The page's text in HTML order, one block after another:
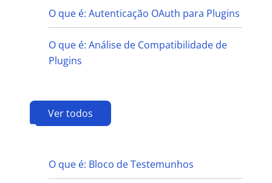
O que é: Autenticação OAuth para Plugins
O que é: Análise de Compatibilidade de
Plugins
Ver todos
B
O que é: Bloco de Testemunhos